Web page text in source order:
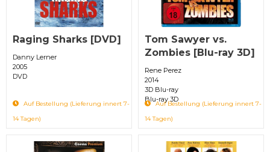
Raging Sharks [DVD]
Danny Lerner
2005
DVD
Auf Bestellung (Lieferung innert 7-
14 Tagen)
Tom Sawyer vs.
Zombies [Blu-ray 3D]
Rene Perez
2014
3D Blu-ray
Blu-ray 3D
Auf Bestellung (Lieferung innert 7-
14 Tagen)